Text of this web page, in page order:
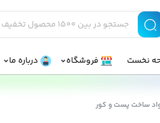
نخست فروشگاه درباره ما
ساخت پست و کور